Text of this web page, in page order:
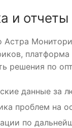
и отчеты
Астра
решения по
данные за
проблем на
по